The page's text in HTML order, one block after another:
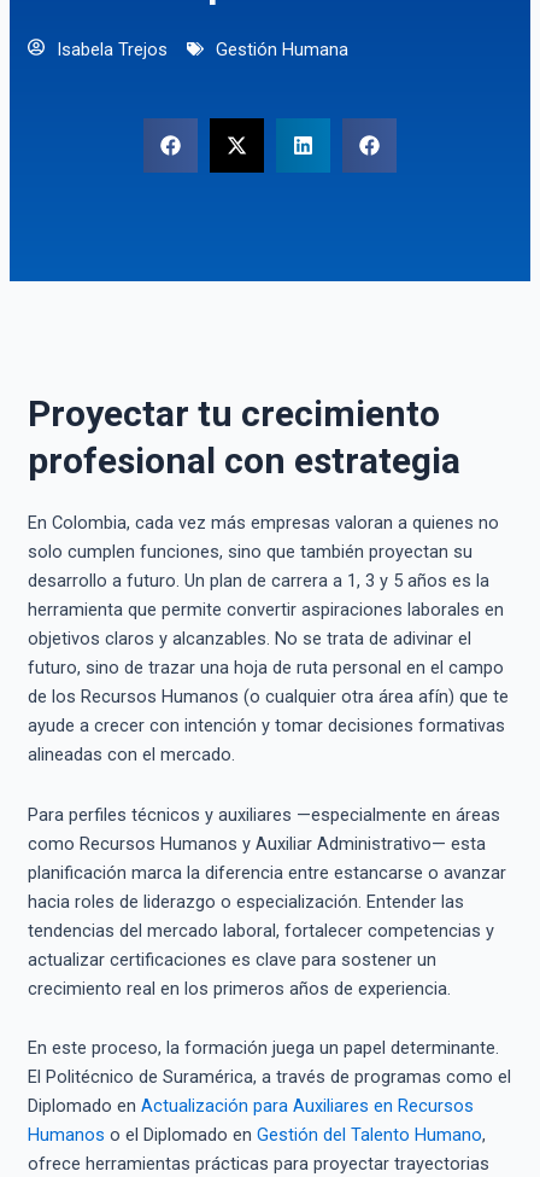
Isabela Trejos Gestión Humana
Proyectar tu crecimiento
profesional con estrategia
En Colombia, cada vez más empresas valoran a quienes no
solo cumplen funciones, sino que también proyectan su
desarrollo a futuro. Un plan de carrera a 1, 3 y 5 años es la
herramienta que permite convertir aspiraciones laborales en
objetivos claros y alcanzables. No se trata de adivinar el
futuro, sino de trazar una hoja de ruta personal en el campo
de los Recursos Humanos (o cualquier otra área afín) que te
ayude a crecer con intención y tomar decisiones formativas
alineadas con el mercado.
Para perfiles técnicos y auxiliares —especialmente en áreas
como Recursos Humanos y Auxiliar Administrativo— esta
planificación marca la diferencia entre estancarse o avanzar
hacia roles de liderazgo o especialización. Entender las
tendencias del mercado laboral, fortalecer competencias y
actualizar certificaciones es clave para sostener un
crecimiento real en los primeros años de experiencia.
En este proceso, la formación juega un papel determinante.
El Politécnico de Suramérica, a través de programas como el
Diplomado en Actualización para Auxiliares en Recursos
Humanos o el Diplomado en Gestión del Talento Humano,
ofrece herramientas prácticas para proyectar trayectorias